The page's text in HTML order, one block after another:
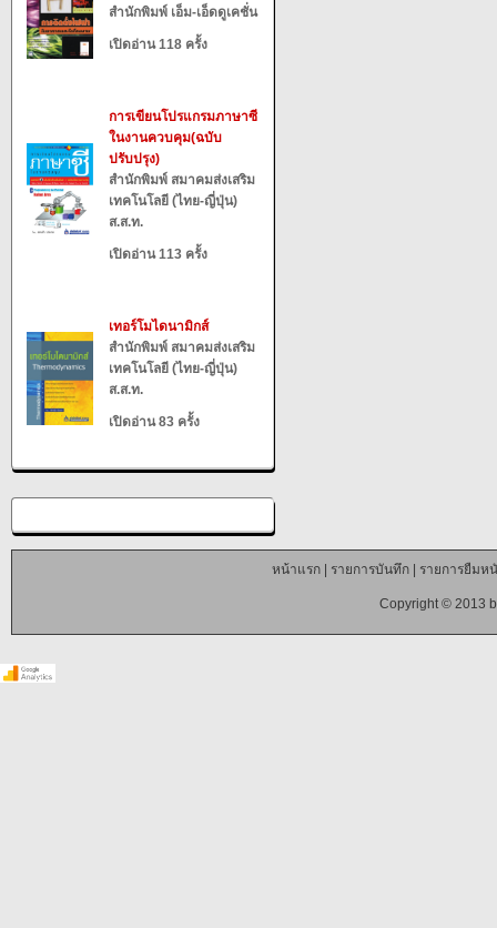
สำนักพิมพ์ เอ็ม-เอ็ดดูเคชั่น
เปิดอ่าน 118 ครั้ง
การเขียนโปรแกรมภาษาซี
ในงานควบคุม(ฉบับ
ปรับปรุง)
สำนักพิมพ์ สมาคมส่งเสริม
เทคโนโลยี (ไทย-ญี่ปุ่น)
ส.ส.ท.
เปิดอ่าน 113 ครั้ง
เทอร์โมไดนามิกส์
สำนักพิมพ์ สมาคมส่งเสริม
เทคโนโลยี (ไทย-ญี่ปุ่น)
ส.ส.ท.
เปิดอ่าน 83 ครั้ง
หน้าแรก| รายการบันทึก| รายการยืมห
Copyright © 2013